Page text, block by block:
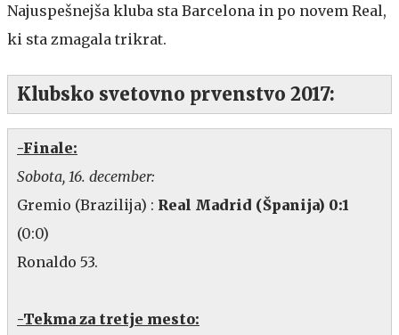
Najuspešnejša kluba sta Barcelona in po novem Real,
ki sta zmagala trikrat.
Klubsko svetovno prvenstvo 2017:
-Finale:
Sobota, 16. december:
Gremio (Brazilija) : Real Madrid (Španija) 0:1
(0:0)
Ronaldo 53.
-Tekma za tretje mesto: